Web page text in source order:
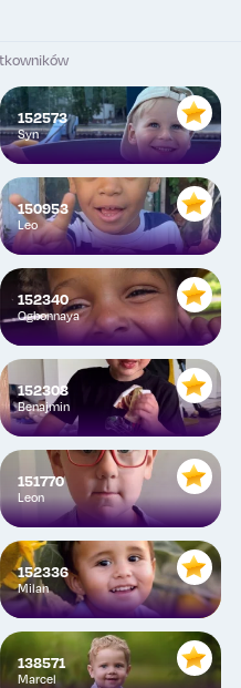
152573
Syn
150953
Leo
152340
Ogbonnaya
152308
Benajmin
151770
Leon
152336
Milan
138571
Marcel